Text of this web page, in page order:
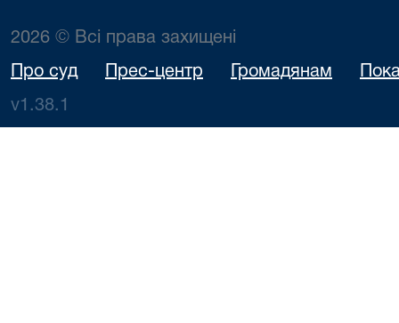
2026 © Всі права захищені
Про суд Прес-центр Громадянам
v1.38.1